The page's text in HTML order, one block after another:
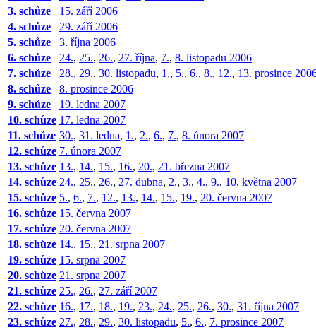
3. schůze
15. září 2006
4. schůze
29. září 2006
5. schůze
3. října 2006
6. schůze
24., 25., 26., 27. října, 7., 8. listopadu 2006
7. schůze
28., 29., 30. listopadu, 1., 5., 6., 8., 12., 13. prosince
8. schůze
8. prosince 2006
9. schůze
19. ledna 2007
10. schůze 17. ledna 2007
11. schůze 30., 31. ledna, 1., 2., 6., 7., 8. února 2007
12. schůze 7. února 2007
13. schůze 13., 14., 15., 16., 20., 21. března 2007
14. schůze 24., 25., 26., 27. dubna, 2., 3., 4., 9., 10. května 2007
15. schůze 5., 6., 7., 12., 13., 14., 15., 19., 20. června 2007
16. schůze 15. června 2007
17. schůze 20. června 2007
18. schůze 14., 15., 21. srpna 2007
19. schůze 15. srpna 2007
20. schůze 21. srpna 2007
21. schůze 25., 26., 27. září 2007
22. schůze 16., 17., 18., 19., 23., 24., 25., 26., 30., 31. října 2007
23. schůze 27., 28., 29., 30. listopadu, 5., 6., 7. prosince 2007